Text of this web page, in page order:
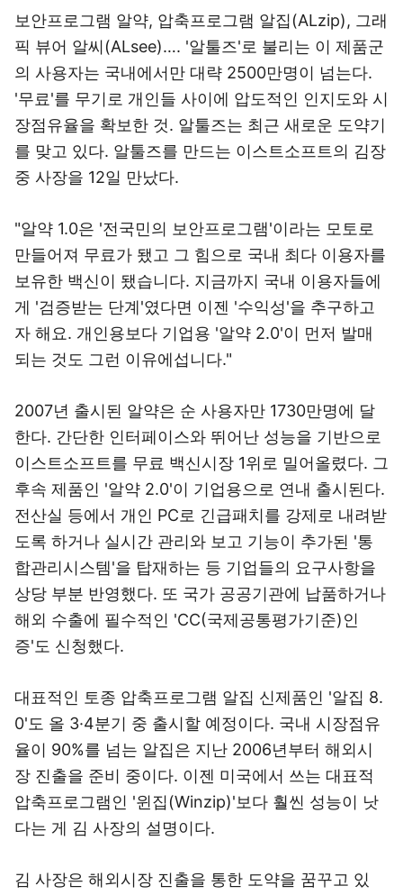
보안프로그램 알약, 압축프로그램 알집(ALzip), 그래
픽 뷰어 알씨(ALsee)…. '알툴즈'로 불리는 이 제품군
의 사용자는 국내에서만 대략 2500만명이 넘는다.
'무료'를 무기로 개인들 사이에 압도적인 인지도와 시
장점유율을 확보한 것. 알툴즈는 최근 새로운 도약기
를 맞고 있다. 알툴즈를 만드는 이스트소프트의 김장
중 사장을 12일 만났다.
"알약 1.0은 '전국민의 보안프로그램'이라는 모토로
만들어져 무료가 됐고 그 힘으로 국내 최다 이용자를
보유한 백신이 됐습니다. 지금까지 국내 이용자들에
게 '검증받는 단계'였다면 이젠 '수익성'을 추구하고
자 해요. 개인용보다 기업용 '알약 2.0'이 먼저 발매
되는 것도 그런 이유에섭니다."
2007년 출시된 알약은 순 사용자만 1730만명에 달
한다. 간단한 인터페이스와 뛰어난 성능을 기반으로
이스트소프트를 무료 백신시장 1위로 밀어올렸다. 그
후속 제품인 '알약 2.0'이 기업용으로 연내 출시된다.
전산실 등에서 개인 PC로 긴급패치를 강제로 내려받
도록 하거나 실시간 관리와 보고 기능이 추가된 '통
합관리시스템'을 탑재하는 등 기업들의 요구사항을
상당 부분 반영했다. 또 국가 공공기관에 납품하거나
해외 수출에 필수적인 'CC(국제공통평가기준)인
증'도 신청했다.
대표적인 토종 압축프로그램 알집 신제품인 '알집 8.
0'도 올 3·4분기 중 출시할 예정이다. 국내 시장점유
율이 90%를 넘는 알집은 지난 2006년부터 해외시
장 진출을 준비 중이다. 이젠 미국에서 쓰는 대표적
압축프로그램인 '윈집(Winzip)'보다 훨씬 성능이 낫
다는 게 김 사장의 설명이다.
김 사장은 해외시장 진출을 통한 도약을 꿈꾸고 있